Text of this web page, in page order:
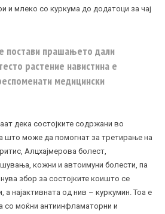
и млеко со куркума до додатоци за чај
постави прашањето дали
растение навистина е
медицински
дека состојките содржани во
што може да помогнат за третирање на
Алцхајмерова болест,
кожни и автоимуни болести, па
збор за состојките коишто се
а најактивната од нив – куркумин. Тоа е
со моќни антиинфламаторни и